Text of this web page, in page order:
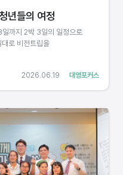
대영포커스
2026.06.19
년들의 여정
까지 2박 3일의 일정으로
로 비전트립을